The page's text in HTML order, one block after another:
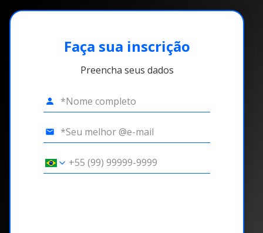
Faça sua inscrição
Preencha seus dados